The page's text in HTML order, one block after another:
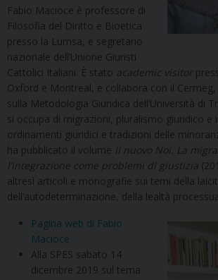
Fabio Macioce è professore di
Filosofia del Diritto e Bioetica
presso la Lumsa, e segretario
nazionale dell’Unione Giuristi
Cattolici Italiani. È stato academic visitor
Oxford e Montreal, e collabora con il Cermeg,
sulla Metodologia Giuridica dell’Università di
si occupa di migrazioni, pluralismo giuridico e
ordinamenti giuridici e tradizioni delle
ha pubblicato il volume II nuovo Noi. La
l’integrazione come problemi di giustizia
altresì articoli e monografie sui temi della
dell’autodeterminazione, della lealtà
Pagina web di Fabio
Macioce
Alla SPES sabato 14
dicembre 2019 sul tema